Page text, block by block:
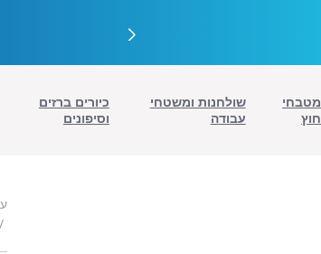
מטבחי
חוץ
שולחנות ומשטחי
עבודה
כיורים ברזים
וסיפונים